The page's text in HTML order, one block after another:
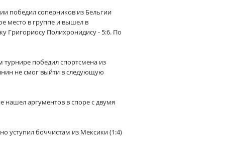
победил соперников из Бельгии
место в группе и вышел в
Григориосу Полихронидису - 5:6. По
турнире победил спортсмена из
не смог выйти в следующую
нашел аргументов в споре с двумя
уступил боччистам из Мексики (1:4)